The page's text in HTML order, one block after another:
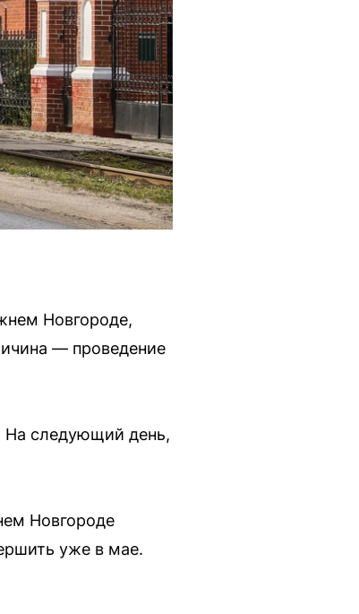
Новгороде,
— проведение
На следующий день,
Новгороде
уже в мае.